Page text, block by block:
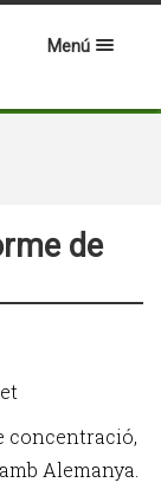
Menú
de
concentració,
Alemanya.